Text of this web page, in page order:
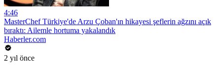
4:46
MasterChef Türkiye'de Arzu Çoban'ın hikayesi şeflerin ağzını açık
bıraktı: Ailemle hortuma yakalandık
Haberler.com
2 yıl önce